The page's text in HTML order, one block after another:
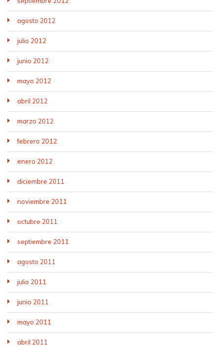
agosto 2012
julio 2012
junio 2012
mayo 2012
abril 2012
marzo 2012
febrero 2012
enero 2012
diciembre 2011
noviembre 2011
octubre 2011
septiembre 2011
agosto 2011
julio 2011
junio 2011
mayo 2011
abril 2011